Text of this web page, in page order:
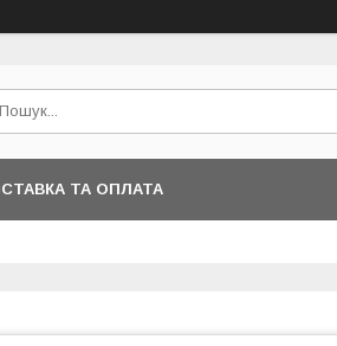
ТА ОПЛАТА